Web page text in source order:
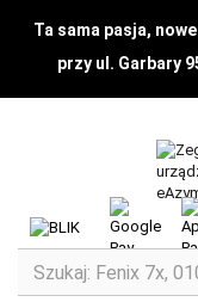
Ta sama pasja,
przy ul. Garbary